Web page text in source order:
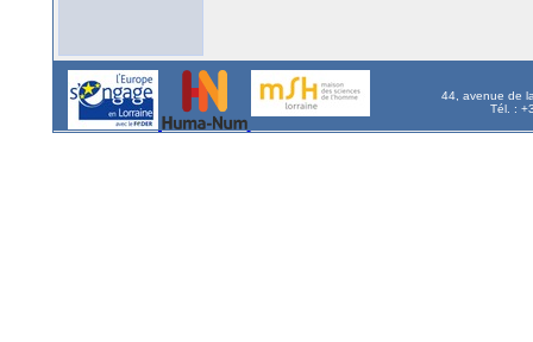
44, avenue de
Tél. :